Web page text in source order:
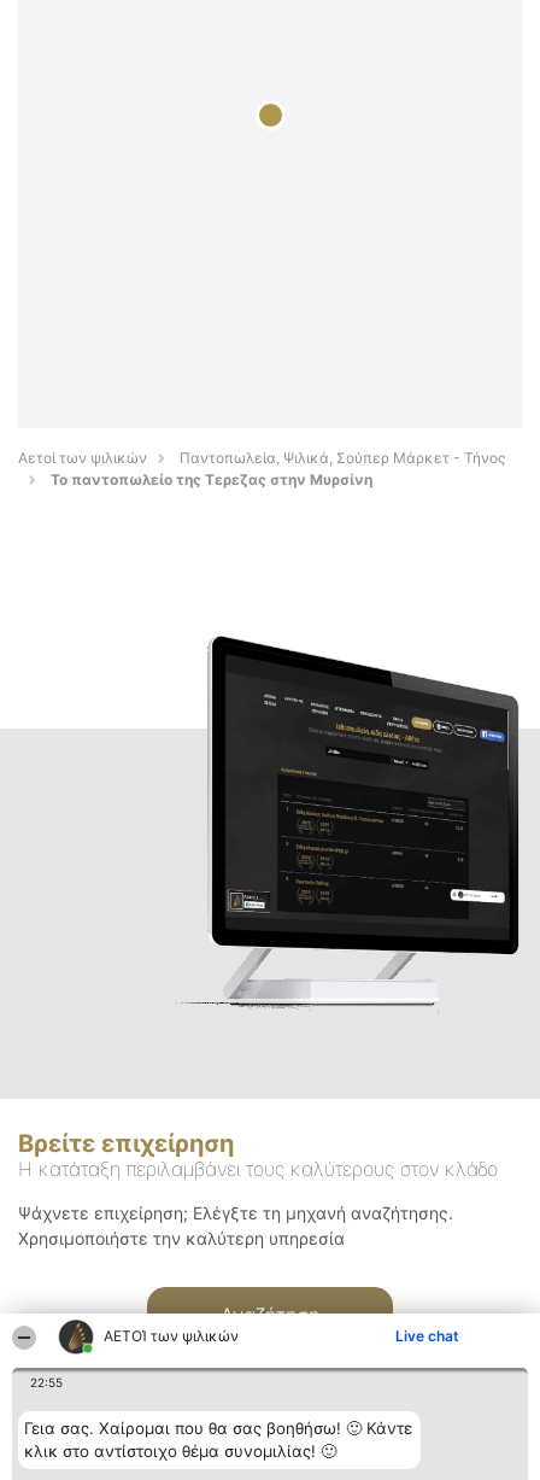
ΑΕΤΟΊ των ψιλικών Live chat
22:55
Γεια σας. Χαίρομαι που θα σας βοηθήσω! 🙂 Κάντε
κλικ στο αντίστοιχο θέμα συνομιλίας! 🙂
Αετοί των ψιλικών
Παντοπωλεία, Ψιλικά, Σούπερ Μάρκετ - Τήνος
Το παντοπωλείο της Τερεζας στην Μυρσίνη
Βρείτε επιχείρηση
Η κατάταξη περιλαμβάνει τους καλύτερους στον κλάδο
Ψάχνετε επιχείρηση; Ελέγξτε τη μηχανή αναζήτησης.
Χρησιμοποιήστε την καλύτερη υπηρεσία
Αναζήτηση